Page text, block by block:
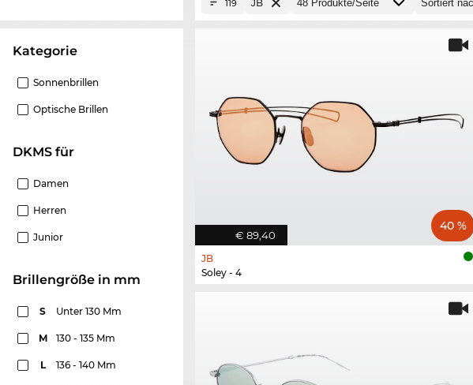
Kategorie
Sonnenbrillen
Optische Brillen
DKMS für
Damen
Herren
Junior
Brillengröße in mm
S Unter 130 Mm
M 130 - 135 Mm
L 136 - 140 Mm
119 JB
€ 89,40
40 %
JB
Soley - 4